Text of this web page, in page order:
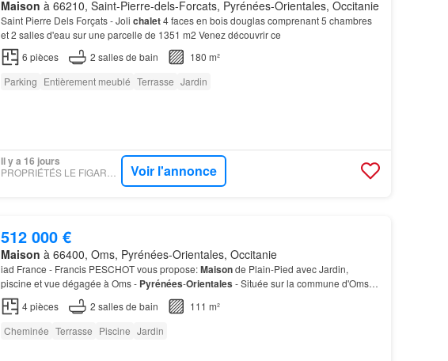
Maison à 66210, Saint-Pierre-dels-Forcats, Pyrénées-Orientales, Occitanie
Saint Pierre Dels Forçats - Joli chalet4 faces en bois douglas comprenant 5 chambres
et 2 salles d'eau sur une parcelle de 1351 m2 Venez découvrir ce
6 pièces 2 salles de bain
180 m²
Parking Entièrement meublé Terrasse Jardin
Il y a 16 jours
Voir l'annonce
512 000 €
Maison à 66400, Oms, Pyrénées-Orientales, Occitanie
iad France - Francis PESCHOT vous propose:Maisonde Plain-Pied avec Jardin,
piscine et vue dégagée à Oms - Pyrénées-Orientales - Située sur la commune d'Oms, à
moins de 10 minutes de Céret cette
maison
4pièces 2 salles de bain
111 m²
Cheminée Terrasse Piscine Jardin